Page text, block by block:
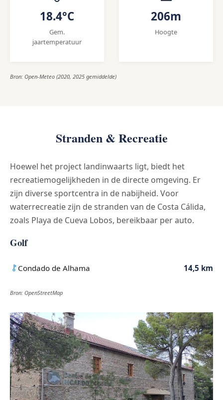
18.4°C
Gem.
jaartemperatuur
206m
Hoogte
Bron: Open-Meteo (2020, 2025 gemiddelde)
Stranden & Recreatie
Hoewel het project landinwaarts ligt, biedt het
recreatiemogelijkheden in de directe omgeving. Er
zijn diverse sportcentra in de nabijheid. Voor
waterrecreatie zijn de stranden van de Costa Cálida,
zoals Playa de Cueva Lobos, bereikbaar per auto.
Golf
Condado de Alhama 14,5 km
Bron: OpenStreetMap